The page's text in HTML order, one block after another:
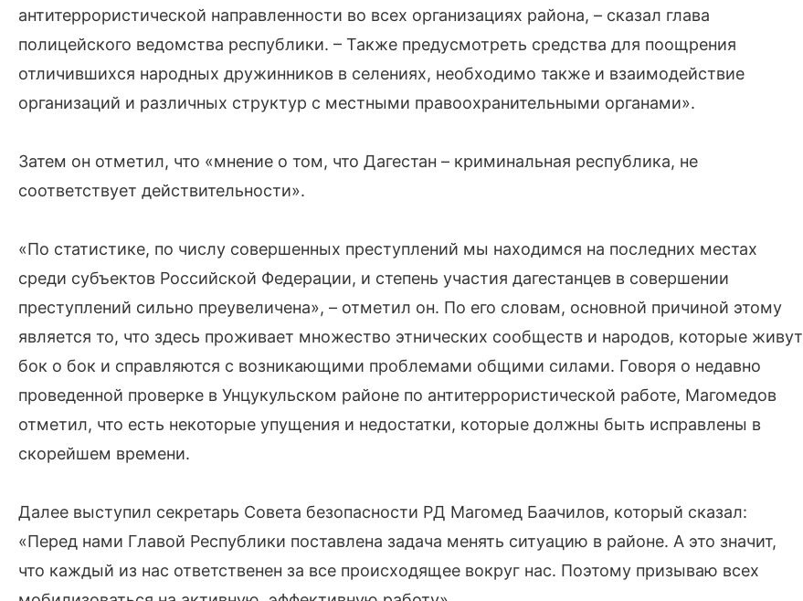
антитеррористической направленности во всех организациях района, – сказал глава
полицейского ведомства республики. – Также предусмотреть средства для поощрения
отличившихся народных дружинников в селениях, необходимо также и взаимодействие
организаций и различных структур с местными правоохранительными органами».
Затем он отметил, что «мнение о том, что Дагестан – криминальная республика, не
соответствует действительности».
«По статистике, по числу совершенных преступлений мы находимся на последних местах
среди субъектов Российской Федерации, и степень участия дагестанцев в совершении
преступлений сильно преувеличена», – отметил он. По его словам, основной причиной этому
является то, что здесь проживает множество этнических сообществ и народов, которые живут
бок о бок и справляются с возникающими проблемами общими силами. Говоря о недавно
проведенной проверке в Унцукульском районе по антитеррористической работе, Магомедов
отметил, что есть некоторые упущения и недостатки, которые должны быть исправлены в
скорейшем времени.
Далее выступил секретарь Совета безопасности РД Магомед Баачилов, который сказал:
«Перед нами Главой Республики поставлена задача менять ситуацию в районе. А это значит,
что каждый из нас ответственен за все происходящее вокруг нас. Поэтому призываю всех